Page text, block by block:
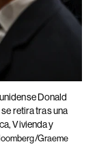
Donald
retira tras una
Vivienda y
Graeme